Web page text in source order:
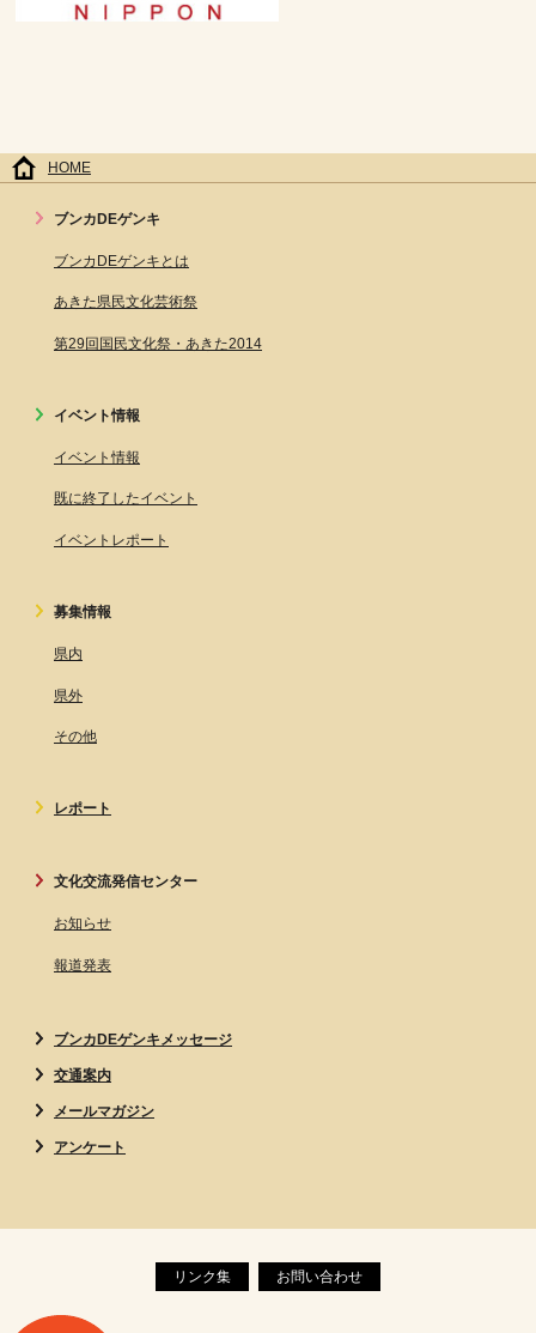
HOME
ブンカDEゲンキ
ブンカDEゲンキとは
あきた県民文化芸術祭
第29回国民文化祭・あきた2014
イベント情報
イベント情報
既に終了したイベント
イベントレポート
募集情報
県内
県外
その他
レポート
文化交流発信センター
お知らせ
報道発表
ブンカDEゲンキメッセージ
交通案内
メールマガジン
アンケート
リンク集 お問い合わせ